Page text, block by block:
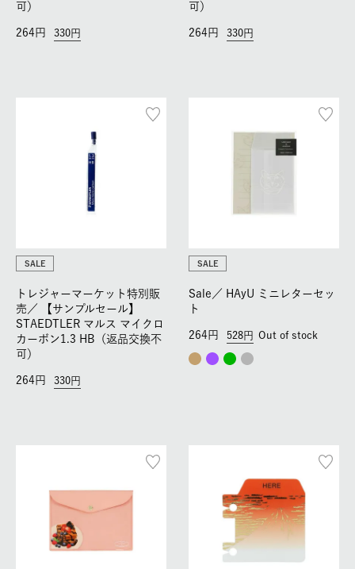
可）
330
264
可）
330
264
SALE
トレジャーマーケット特別販
売／
【サンプルセール】
STAEDTLER マルス マイクロ
カーボン1.3 HB（返品交換不
可）
330
264
SALE
Sale／ HAyU ミニレターセッ
ト
528
264 Out of stock